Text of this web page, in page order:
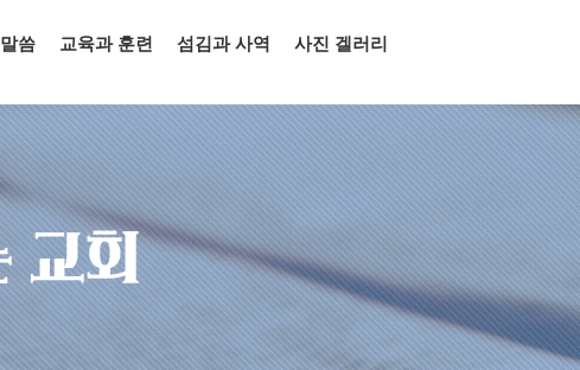
말씀 교육과 훈련 섬김과 사역 사진 겔러리